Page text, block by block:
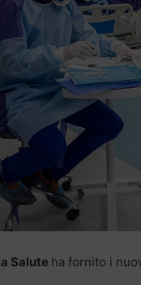
Salute ha fornito i